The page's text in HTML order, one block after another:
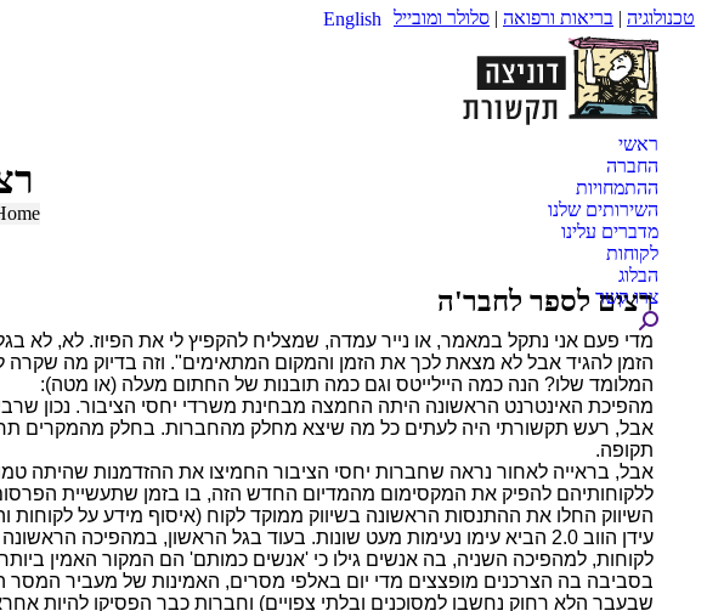
טכנולוגיה | בריאות ורפואה | סלולר ומובייל English
ראשי
החברה
ההתמחויות
השירותים שלנו
מדברים עלינו
לקוחות
הבלוג
צרו קשר
Search:
רצים לספר לחבר'ה
מדי פעם אני נתקל במאמר, או נייר עמדה, שמצליח להקפיץ לי את הפיוז. לא,
הזמן להגיד אבל לא מצאת לכך את הזמן והמקום המתאימים". וזה בדיוק מה
המלומד שלו? הנה כמה היילייטס וגם כמה תובנות של החתום מעלה (או מטה):
מהפיכת האינטרנט הראשונה היתה החמצה מבחינת משרדי יחסי הציבור. נכון
אבל, רעש תקשורתי היה לעתים כל מה שיצא מחלק מהחברות. בחלק מהמקרים
תקופה.
אבל, בראייה לאחור נראה שחברות יחסי הציבור החמיצו את ההזדמנות שהיתה
ללקוחותיהם להפיק את המקסימום מהמדיום החדש הזה, בו בזמן שתעשיית
השיווק החלו את ההתנסות הראשונה בשיווק ממוקד לקוח (איסוף מידע על לקוחות
עידן הווב 2.0 הביא עימו נעימות מעט שונות. בעוד בגל הראשון,
לקוחות, למהפיכה השניה, בה אנשים גילו כי 'אנשים כמותם' הם המקור האמין
בסביבה בה הצרכנים מופצצים מדי יום באלפי מסרים, האמינות של מעביר המסר
שבעבר הלא רחוק נחשבו למסוכנים ובלתי צפויים) וחברות כבר הפסיקו להיות